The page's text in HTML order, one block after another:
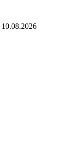
10.08.2026